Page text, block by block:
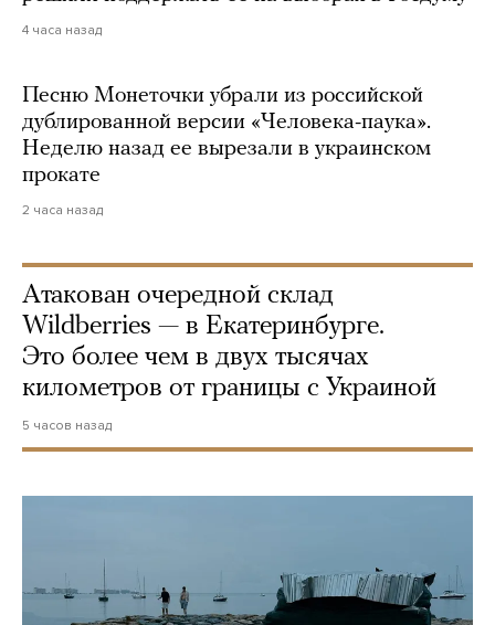
4 часа назад
Песню Монеточки убрали из российской
дублированной версии «Человека-паука».
Неделю назад ее вырезали в украинском
прокате
2 часа назад
Атакован очередной склад
Wildberries — в Екатеринбурге.
Это более чем в двух тысячах
километров от границы с Украиной
5 часов назад